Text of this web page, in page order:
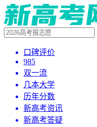
口碑评价
985
双一流
几本大学
历年分数
新高考资讯
新高考答疑